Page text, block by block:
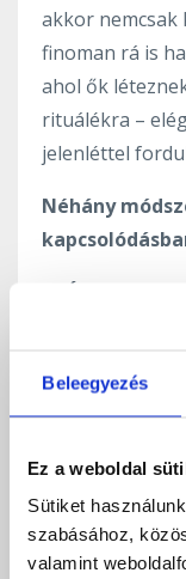
Beleegyezés
Ez a weboldal
Sütiket
szabásához,
valamint
akkor nemcsak
finoman rá is
ahol ők
rituálékra –
jelenléttel
Néhány
tudatosabbá
téged.
vezetett
egy angyal
dimenzióba.